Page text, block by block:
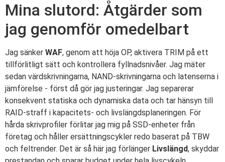
Mina slutord: Åtgärder som
jag genomför omedelbart
Jag sänker WAF, genom att höja OP, aktivera TRIM på ett
tillförlitligt sätt och kontrollera fyllnadsnivåer. Jag mäter
sedan värdskrivningarna, NAND-skrivningarna och latenserna i
jämförelse - först då gör jag justeringar. Jag separerar
konsekvent statiska och dynamiska data och tar hänsyn till
RAID-straff i kapacitets- och livslängdsplaneringen. För
hårda skrivprofiler förlitar jag mig på SSD-enheter från
företag och håller ersättningscykler redo baserat på TBW
och feltrender. Det är så här jag förlänger Livslängd, skyddar